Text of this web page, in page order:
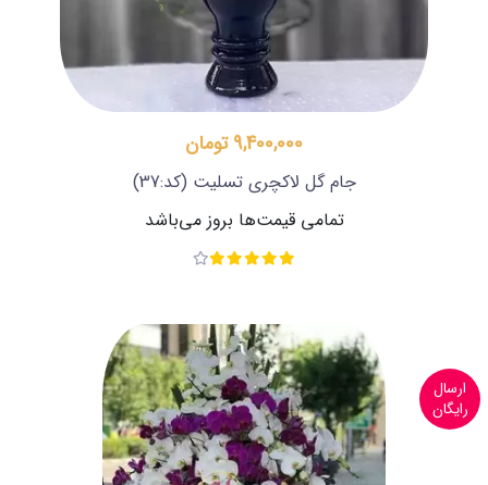
9,400,000 تومان
جام گل لاکچری تسلیت (کد:37)
تمامی قیمت‌ها بروز می‌باشد
ارسال
رایگان